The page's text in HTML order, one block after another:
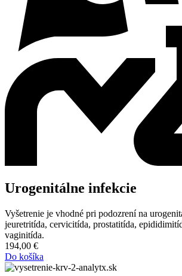
Urogenitálne infekcie
Vyšetrenie je vhodné pri podozrení na
jeuretritída, cervicitída, prostatitída,
vaginitída.
194,00 €
Do košíka